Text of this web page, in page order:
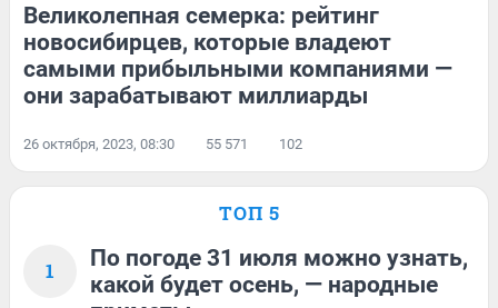
Великолепная семерка: рейтинг
новосибирцев, которые владеют
самыми прибыльными компаниями —
они зарабатывают миллиарды
26 октября, 2023, 08:30 55 571 102
ТОП 5
1
По погоде 31 июля можно узнать,
какой будет осень, — народные